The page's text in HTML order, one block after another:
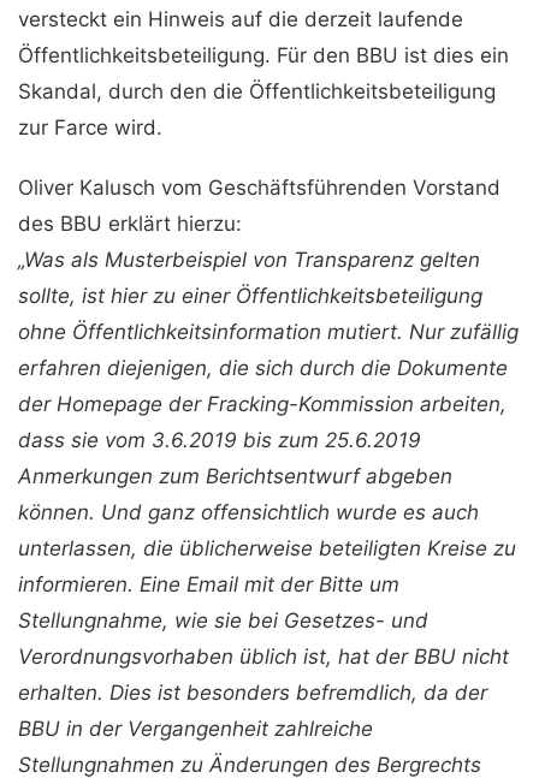
versteckt ein Hinweis auf die derzeit laufende
Öffentlichkeitsbeteiligung. Für den BBU ist dies ein
Skandal, durch den die Öffentlichkeitsbeteiligung
zur Farce wird.
Oliver Kalusch vom Geschäftsführenden Vorstand
des BBU erklärt hierzu:
„Was als Musterbeispiel von Transparenz gelten
sollte, ist hier zu einer Öffentlichkeitsbeteiligung
ohne Öffentlichkeitsinformation mutiert. Nur zufällig
erfahren diejenigen, die sich durch die Dokumente
der Homepage der Fracking-Kommission arbeiten,
dass sie vom 3.6.2019 bis zum 25.6.2019
Anmerkungen zum Berichtsentwurf abgeben
können. Und ganz offensichtlich wurde es auch
unterlassen, die üblicherweise beteiligten Kreise zu
informieren. Eine Email mit der Bitte um
Stellungnahme, wie sie bei Gesetzes- und
Verordnungsvorhaben üblich ist, hat der BBU nicht
erhalten. Dies ist besonders befremdlich, da der
BBU in der Vergangenheit zahlreiche
Stellungnahmen zu Änderungen des Bergrechts